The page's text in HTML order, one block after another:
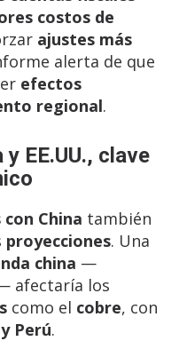
costos de
ajustes más
alerta de que
efectos
regional.
EE.UU., clave
China también
proyecciones. Una
china —
afectaría los
como el cobre, con
Perú.